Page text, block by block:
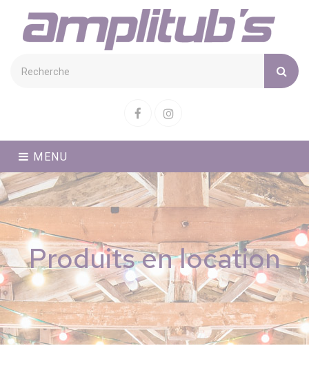
FacebookInstagram
MENU
Produits en location
Cookies management panel